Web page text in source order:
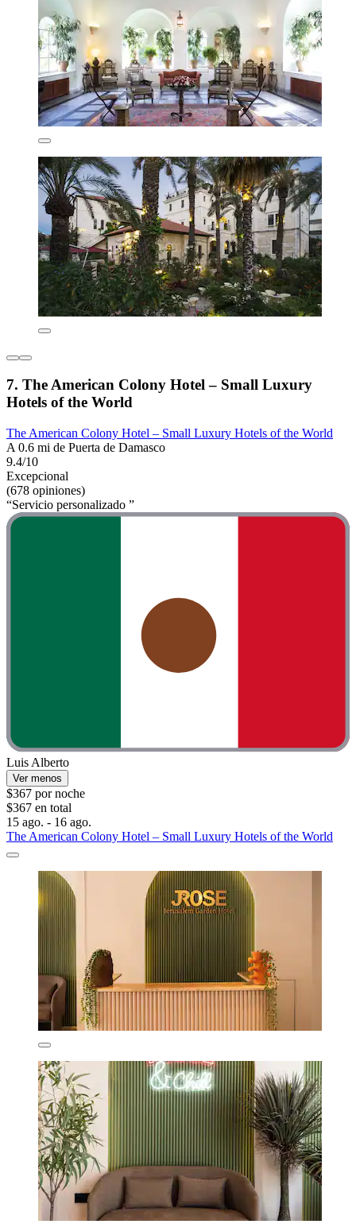
7. The American Colony Hotel – Small Luxury
Hotels of the World
The American Colony Hotel – Small Luxury Hotels of the World
A 0.6 mi de Puerta de Damasco
9.4/10
Excepcional
(678 opiniones)
“Servicio personalizado ”
Luis Alberto
Ver menos
$367 por noche
$367 en total
15 ago. - 16 ago.
The American Colony Hotel – Small Luxury Hotels of the World